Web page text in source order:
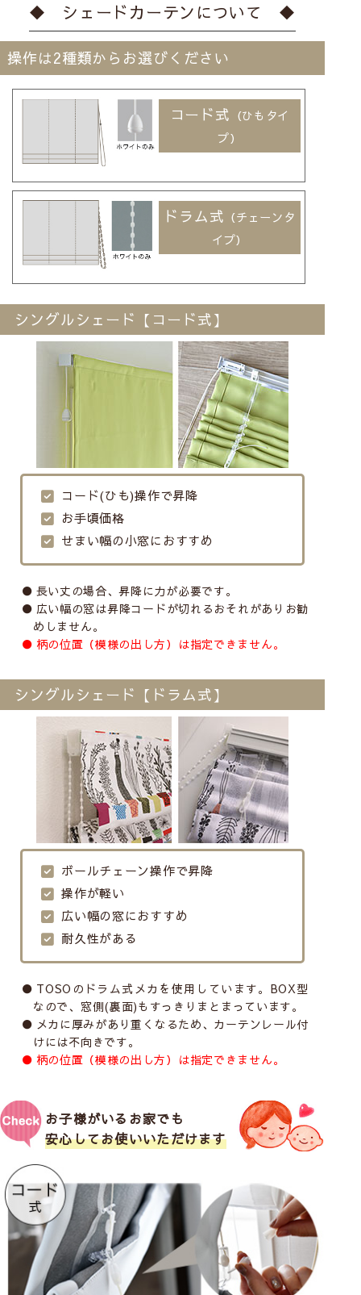
◆ シェードカーテンについて ◆
操作は2種類からお選びください
コード式 （ひもタイ
プ）
ドラム式 （チェーンタ
イプ）
シングルシェード【コード式】
コード(ひも)操作で昇降
お手頃価格
せまい幅の小窓におすすめ
長い丈の場合、昇降に力が必要です。
広い幅の窓は昇降コードが切れるおそれがありお勧
めしません。
柄の位置（模様の出し方）は指定できません。
シングルシェード【ドラム式】
ボールチェーン操作で昇降
操作が軽い
広い幅の窓におすすめ
耐久性がある
TOSOのドラム式メカを使用しています。BOX型
なので、窓側(裏面)もすっきりまとまっています。
メカに厚みがあり重くなるため、カーテンレール付
けには不向きです。
柄の位置（模様の出し方）は指定できません。
お子様がいるお家でも
安心してお使いいただけます